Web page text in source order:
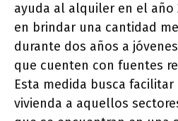
ayuda al alquiler en el año
en brindar una cantidad
durante dos años a
que cuenten con fuentes
Esta medida busca facilitar
vivienda a aquellos